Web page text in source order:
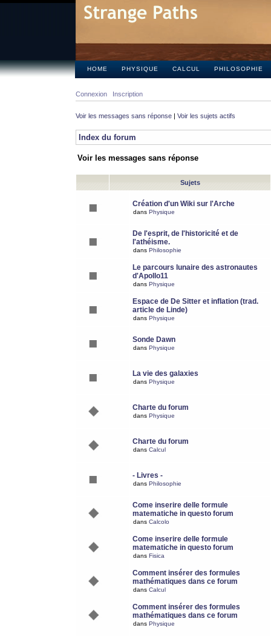
HOME PHYSIQUE CALCUL PHILOSOPHIE
Connexion Inscription
Voir les messages sans réponse | Voir les sujets actifs
Index du forum
Voir les messages sans réponse
Sujets
Création d'un Wiki sur l'Arche
dans Physique
De l'esprit, de l'historicité et de
l'athéisme.
dans Philosophie
Le parcours lunaire des astronautes
d'Apollo11
dans Physique
Espace de De Sitter et inflation (trad.
article de Linde)
dans Physique
Sonde Dawn
dans Physique
La vie des galaxies
dans Physique
Charte du forum
dans Physique
Charte du forum
dans Calcul
- Livres -
dans Philosophie
Come inserire delle formule
matematiche in questo forum
dans Calcolo
Come inserire delle formule
matematiche in questo forum
dans Fisica
Comment insérer des formules
mathématiques dans ce forum
dans Calcul
Comment insérer des formules
mathématiques dans ce forum
dans Physique